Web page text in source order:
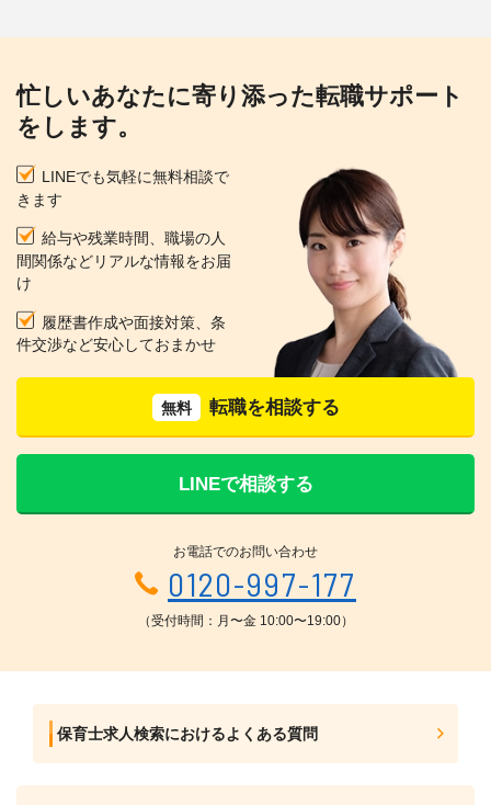
る体制です♪
忙しいあなたに寄り添った転職サポート
をします。
LINEでも気軽に無料相談で
きます
給与や残業時間、職場の人
間関係などリアルな情報をお届
け
履歴書作成や面接対策、条
件交渉など安心しておまかせ
無料 転職を相談する
LINEで相談する
お電話でのお問い合わせ
0120-997-177
（受付時間：月〜金 10:00〜19:00）
保育士求人検索におけるよくある質問